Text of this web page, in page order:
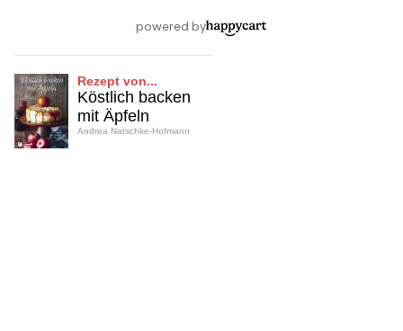
Rezept von...
Köstlich backen
mit Äpfeln
Andrea Natschke-Hofmann